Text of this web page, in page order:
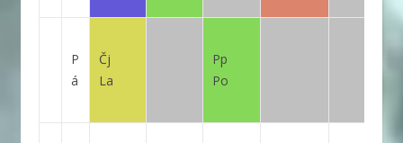
P
á
Čj
La
Pp
Po